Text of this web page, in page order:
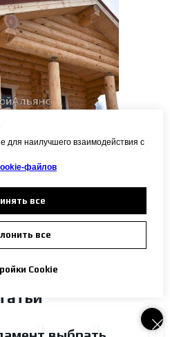
наилучшего взаимодействия с
файлов
все
все
Cookie